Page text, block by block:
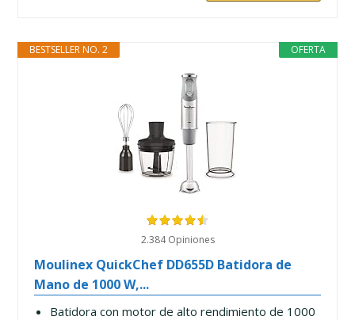
OFERTA
BESTSELLER NO. 2
2.384 Opiniones
Moulinex QuickChef DD655D Batidora de
Mano de 1000 W,...
Batidora con motor de alto rendimiento de 1000